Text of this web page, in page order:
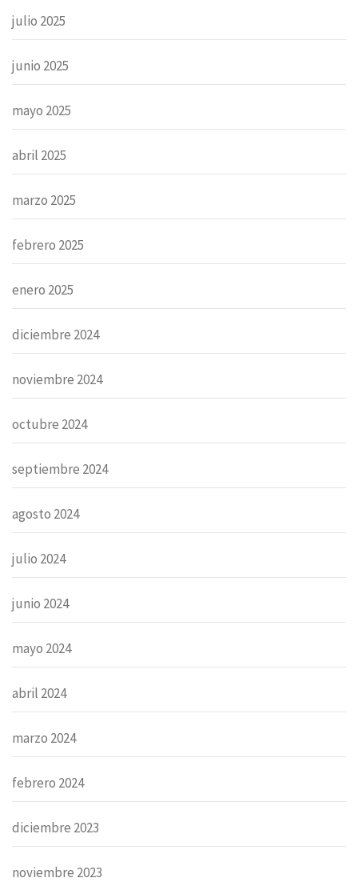
julio 2025
junio 2025
mayo 2025
abril 2025
marzo 2025
febrero 2025
enero 2025
diciembre 2024
noviembre 2024
octubre 2024
septiembre 2024
agosto 2024
julio 2024
junio 2024
mayo 2024
abril 2024
marzo 2024
febrero 2024
diciembre 2023
noviembre 2023